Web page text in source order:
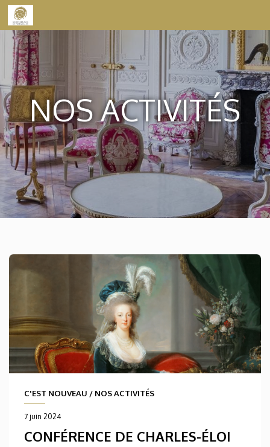
Skip to content
NOS ACTIVITÉS
C'EST NOUVEAU / NOS ACTIVITÉS
7 juin 2024
CONFÉRENCE DE CHARLES-ÉLOI